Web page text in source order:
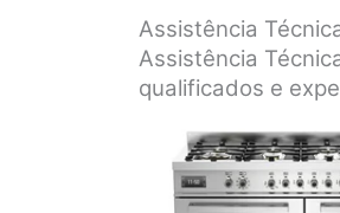
Assistência
Assistência
qualificados e